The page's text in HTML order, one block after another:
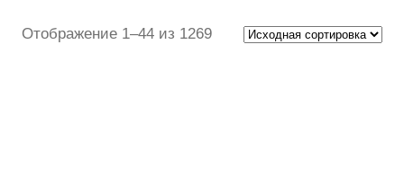
Отображение 1–44 из 1269